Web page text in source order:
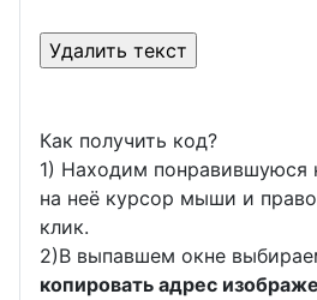
Как получить код?
1) Находим понравившуюся
на неё курсор мыши и
клик.
2)В выпавшем окне
копировать адрес